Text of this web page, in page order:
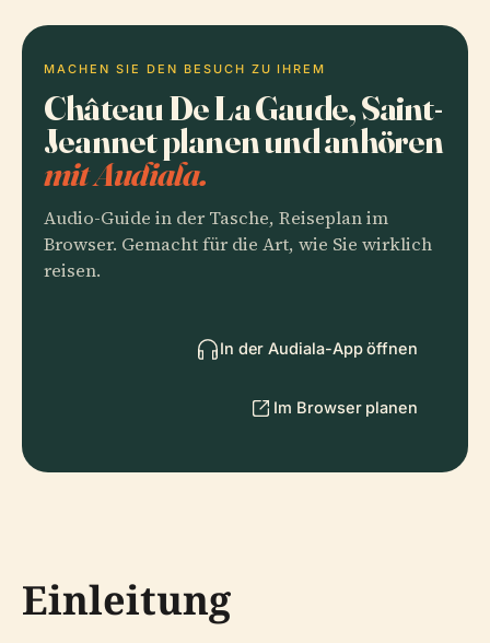
MACHEN SIE DEN BESUCH ZU IHREM
Château De La Gaude, Saint-
Jeannet planen und anhören
mit Audiala.
Audio-Guide in der Tasche, Reiseplan im
Browser. Gemacht für die Art, wie Sie wirklich
reisen.
In der Audiala-App öffnen
Im Browser planen
Einleitung